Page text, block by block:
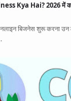
Kya Hai? 2026 में
बिजनेस शुरू करना उन